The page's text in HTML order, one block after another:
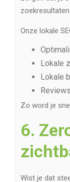
Onze lokale
Lokale
Lokale
Zo word je
6.
Wist je dat